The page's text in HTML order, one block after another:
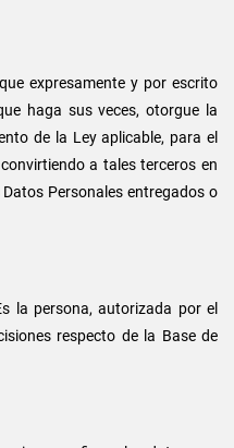
expresamente y por escrito
haga sus veces, otorgue la
de la Ley aplicable, para el
a tales terceros en
Personales entregados o
la persona, autorizada por el
respecto de la Base de